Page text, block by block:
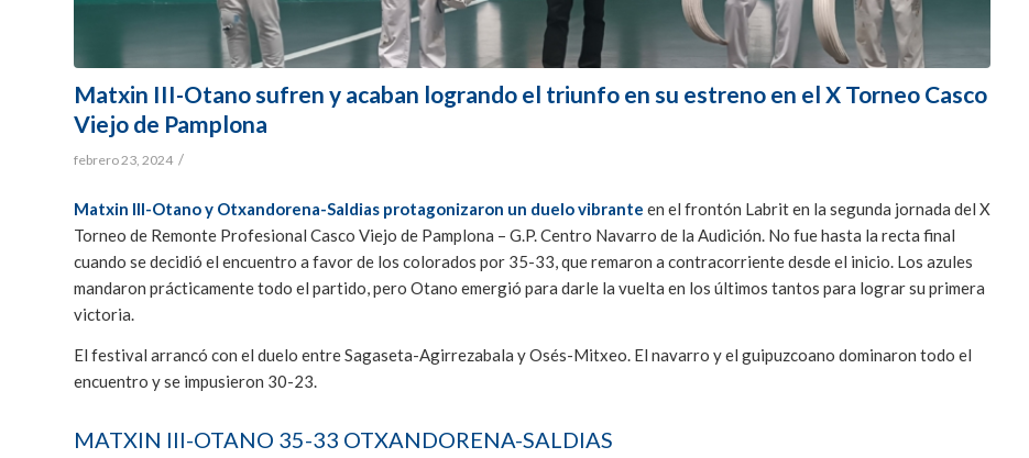
Matxin III-Otano sufren y acaban logrando el triunfo en su estreno en el X Torneo Casco
Viejo de Pamplona
febrero 23, 2024 /
Matxin III-Otano y Otxandorena-Saldias protagonizaron un duelo vibrante en el frontón Labrit en la segunda jornada del X
Torneo de Remonte Profesional Casco Viejo de Pamplona – G.P. Centro Navarro de la Audición. No fue hasta la recta final
cuando se decidió el encuentro a favor de los colorados por 35-33, que remaron a contracorriente desde el inicio. Los azules
mandaron prácticamente todo el partido, pero Otano emergió para darle la vuelta en los últimos tantos para lograr su primera
victoria.
El festival arrancó con el duelo entre Sagaseta-Agirrezabala y Osés-Mitxeo. El navarro y el guipuzcoano dominaron todo el
encuentro y se impusieron 30-23.
MATXIN III-OTANO 35-33 OTXANDORENA-SALDIAS